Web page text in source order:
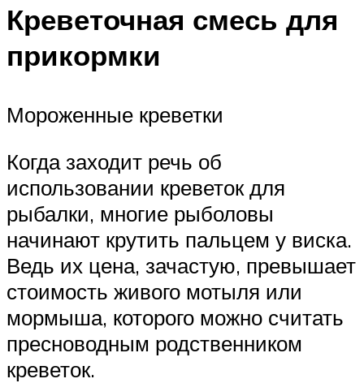
Креветочная смесь для
прикормки
Мороженные креветки
Когда заходит речь об
использовании креветок для
рыбалки, многие рыболовы
начинают крутить пальцем у виска.
Ведь их цена, зачастую, превышает
стоимость живого мотыля или
мормыша, которого можно считать
пресноводным родственником
креветок.